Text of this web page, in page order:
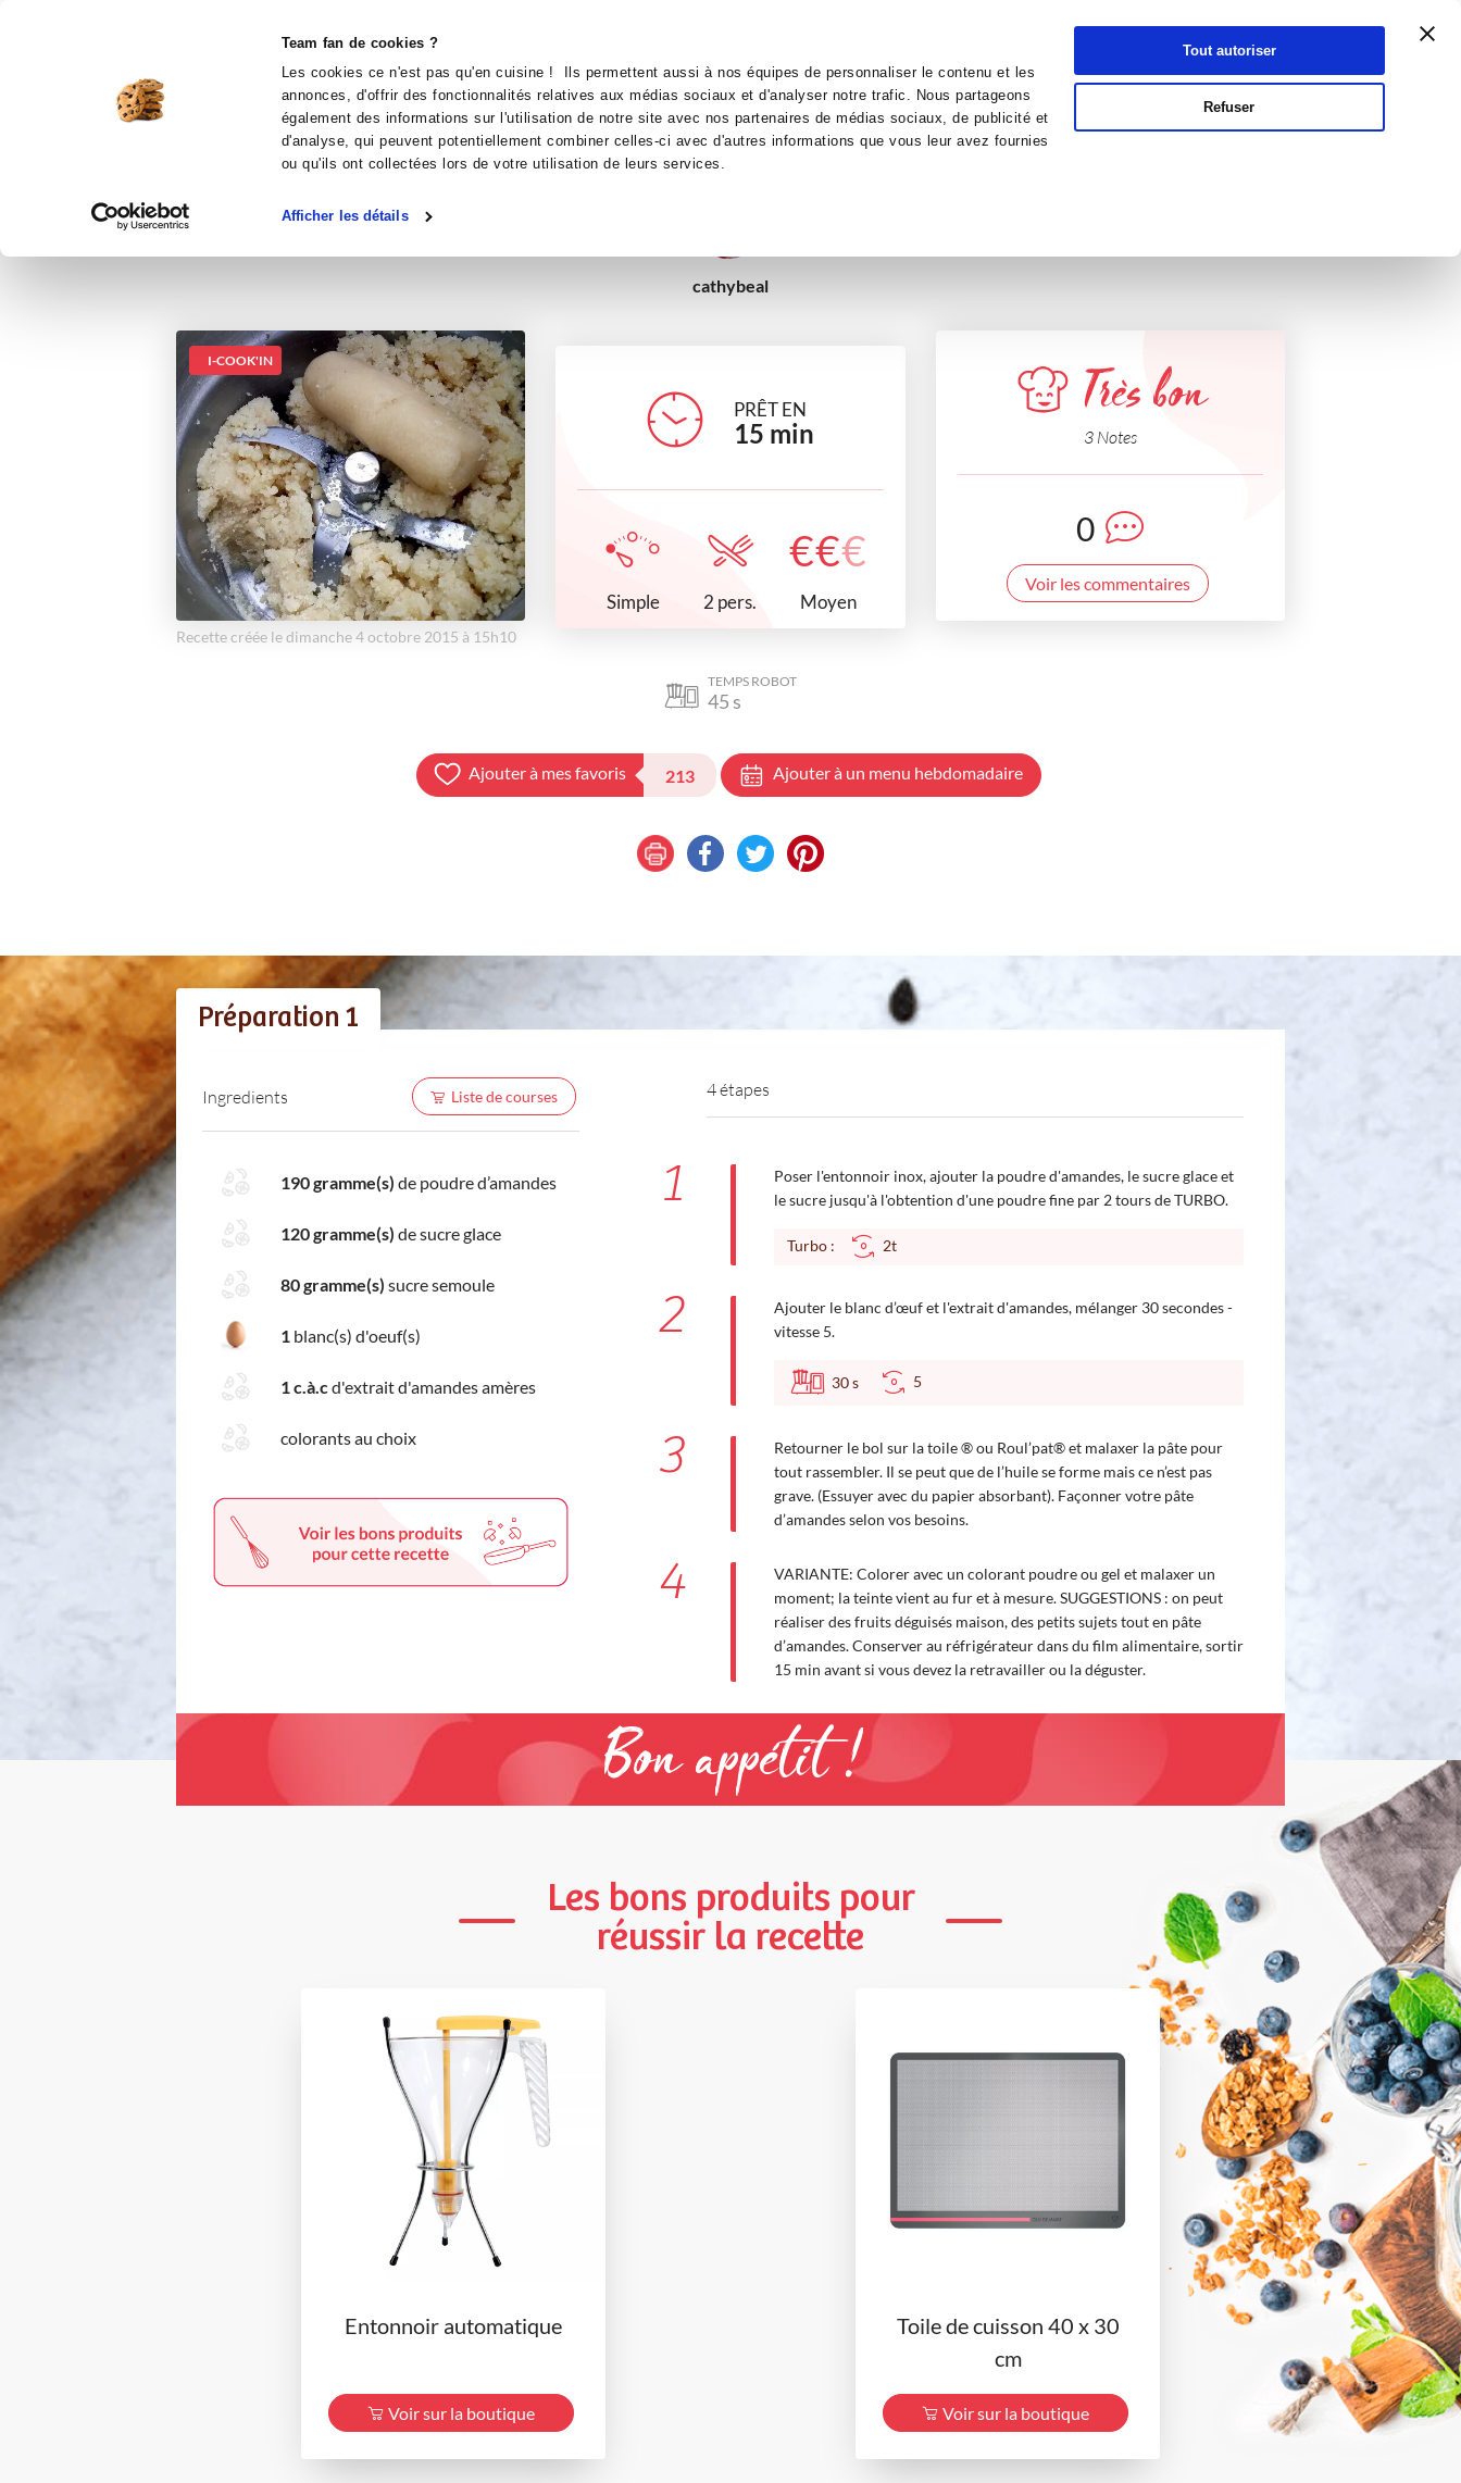
Team fan de cookies ?
Les cookies ce n'est pas qu'en cuisine ! Ils permettent aussi à nos équipes de personnaliser le contenu et les
annonces, d'offrir des fonctionnalités relatives aux médias sociaux et d'analyser notre trafic. Nous partageons
également des informations sur l'utilisation de notre site avec nos partenaires de médias sociaux, de publicité et
d'analyse, qui peuvent potentiellement combiner celles-ci avec d'autres informations que vous leur avez fournies
ou qu'ils ont collectées lors de votre utilisation de leurs services.
Afficher les détails
Tout autoriser
Refuser
RECETTES LE MAG LA BOUTIQUE Se connecter
Pâte d'amandes maison
cathybeal
I-COOK'IN
Recette créée le dimanche 4 octobre 2015 à 15h10
PRÊT EN
15 min
Simple 2 pers.
€€€
Moyen
Très bon
3 Notes
0
Voir les commentaires
TEMPS ROBOT
45 s
Ajouter à mes favoris 213 Ajouter à un menu hebdomadaire
Préparation 1
Ingredients Liste de courses
190 gramme(s) de poudre d’amandes
120 gramme(s) de sucre glace
80 gramme(s) sucre semoule
1 blanc(s) d'oeuf(s)
1 c.à.c d'extrait d'amandes amères
colorants au choix
4 étapes
1
Poser l'entonnoir inox, ajouter la poudre d'amandes, le sucre glace et
le sucre jusqu'à l'obtention d'une poudre fine par 2 tours de TURBO.
Turbo : 2t
2
Ajouter le blanc d’œuf et l'extrait d'amandes, mélanger 30 secondes -
vitesse 5.
30s 5
3
Retourner le bol sur la toile ® ou Roul’pat® et malaxer la pâte pour
tout rassembler. Il se peut que de l’huile se forme mais ce n’est pas
grave. (Essuyer avec du papier absorbant). Façonner votre pâte
d’amandes selon vos besoins.
4
VARIANTE: Colorer avec un colorant poudre ou gel et malaxer un
moment; la teinte vient au fur et à mesure. SUGGESTIONS : on peut
réaliser des fruits déguisés maison, des petits sujets tout en pâte
d’amandes. Conserver au réfrigérateur dans du film alimentaire, sortir
15 min avant si vous devez la retravailler ou la déguster.
Bon appétit !
Les bons produits pour
réussir la recette
Entonnoir automatique
Voir sur la boutique
Toile de cuisson 40 x 30
cm
Voir sur la boutique